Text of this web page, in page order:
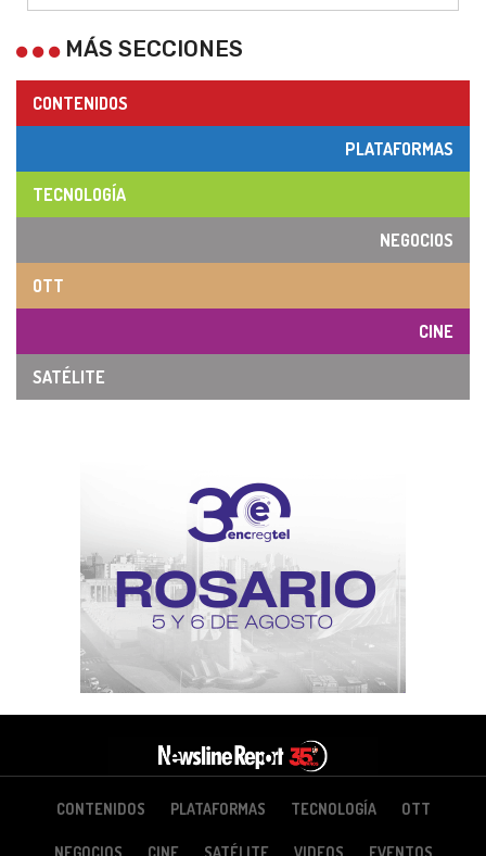
MÁS SECCIONES
CONTENIDOS
PLATAFORMAS
TECNOLOGÍA
NEGOCIOS
OTT
CINE
SATÉLITE
CONTENIDOS PLATAFORMAS TECNOLOGÍA OTT
NEGOCIOS CINE SATÉLITE VIDEOS EVENTOS